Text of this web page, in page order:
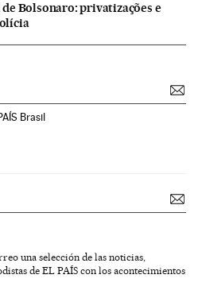
Bolsonaro: privatizações e
Brasil
una selección de las noticias,
de EL PAÍS con los acontecimientos